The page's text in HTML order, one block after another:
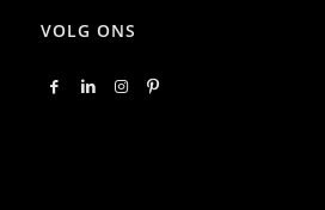
VOLG ONS